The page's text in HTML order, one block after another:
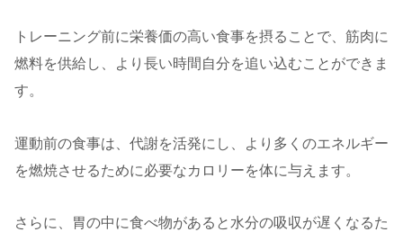
トレーニング前に栄養価の高い食事を摂ることで、筋肉に
燃料を供給し、より長い時間自分を追い込むことができま
す。
運動前の食事は、代謝を活発にし、より多くのエネルギー
を燃焼させるために必要なカロリーを体に与えます。
さらに、胃の中に食べ物があると水分の吸収が遅くなるた